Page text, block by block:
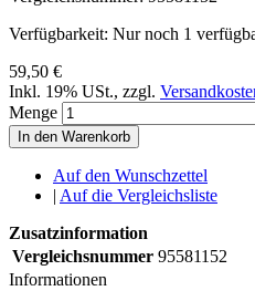
Verfügbarkeit: Nur noch 1
59,50 €
Inkl. 19% USt., zzgl.
Menge
In den Warenkorb
Auf den Wunschzettel
| Auf die Vergleichsliste
Zusatzinformation
Vergleichsnummer 95581152
Informationen